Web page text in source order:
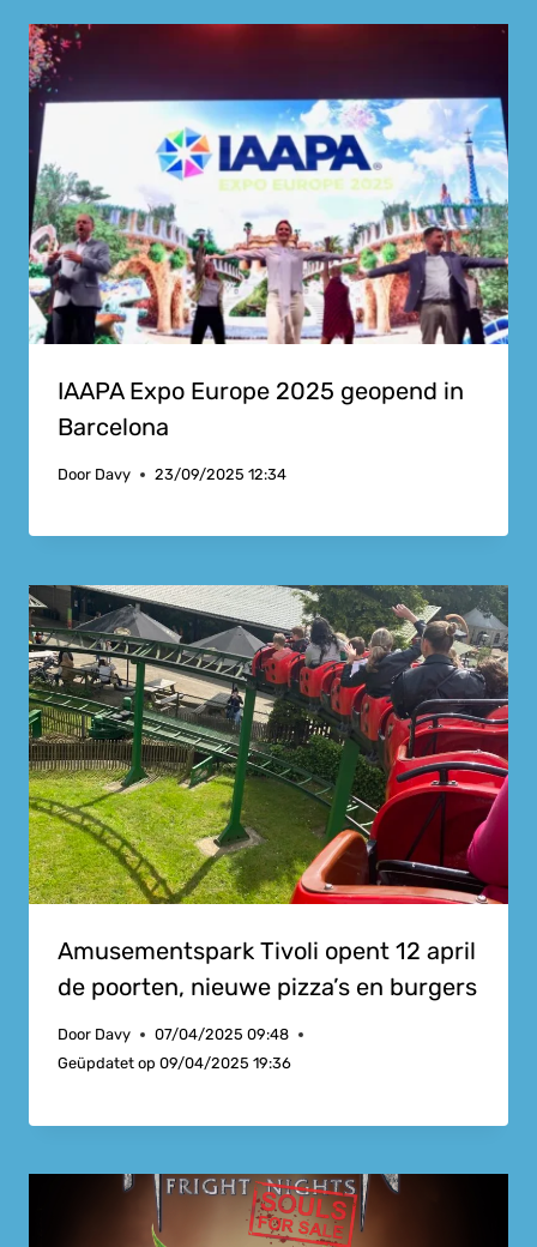
IAAPA Expo Europe 2025 geopend in
Barcelona
Door Davy 23/09/2025 12:34
Amusementspark Tivoli opent 12 april
de poorten, nieuwe pizza’s en burgers
Door Davy
07/04/2025 09:48
Geüpdatet op 09/04/2025 19:36